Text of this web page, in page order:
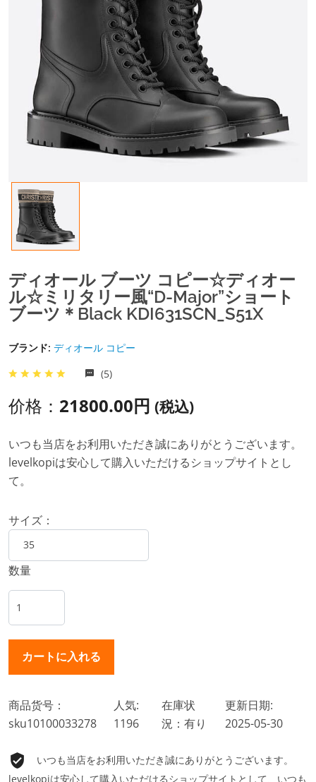
ディオール ブーツ コピー☆ディオー
ル☆ミリタリー風“D-Major”ショート
ブーツ＊Black KDI631SCN_S51X
ブランド: ディオール コピー
(5)
价格： 21800.00円 (税込)
いつも当店をお利用いただき誠にありがとうございます。
levelkopiは安心して購入いただけるショップサイトとし
て。
サイズ：
数量
商品货号：
sku10100033278
人気:
1196
在庫状
況：有り
更新日期:
2025-05-30
いつも当店をお利用いただき誠にありがとうございます。
levelkopiは安心して購入いただけるショップサイトとして、いつも